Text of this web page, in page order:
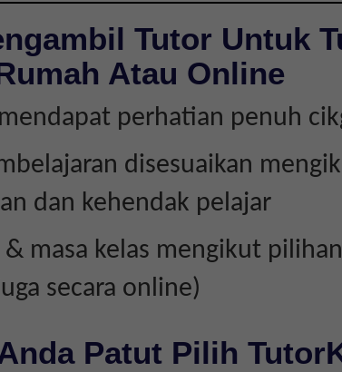
Tutor Untuk
Atau Online
perhatian penuh
disesuaikan
dan kehendak pelajar
& masa kelas mengikut
secara online)
Patut Pilih